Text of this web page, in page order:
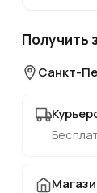
Получить
Санкт-